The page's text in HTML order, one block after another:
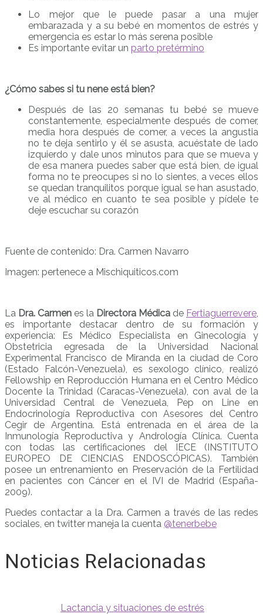
Lo mejor que le puede pasar a una mujer
embarazada y a su bebé en momentos de estrés y
emergencia es estar lo más serena posible
Es importante evitar un parto pretérmino
¿Cómo sabes si tu nene está bien?
Después de las 20 semanas tu bebé se mueve
constantemente, especialmente después de comer,
media hora después de comer, a veces la angustia
no te deja sentirlo y él se asusta, acuéstate de lado
izquierdo y dale unos minutos para que se mueva y
de esa manera puedes saber que está bien, de igual
forma no te preocupes si no lo sientes, a veces ellos
se quedan tranquilitos porque igual se han asustado,
ve al médico en cuanto te sea posible y pídele te
deje escuchar su corazón
Fuente de contenido: Dra. Carmen Navarro
Imagen: pertenece a Mischiquiticos.com
La Dra. Carmen es la Directora Médica de Fertiaguerrevere,
es importante destacar dentro de su formación y
experiencia: Es Médico Especialista en Ginecología y
Obstetricia egresada de la Universidad Nacional
Experimental Francisco de Miranda en la ciudad de Coro
(Estado Falcón-Venezuela), es sexologo clínico, realizó
Fellowship en Reproducción Humana en el Centro Médico
Docente la Trinidad (Caracas-Venezuela), con aval de la
Universidad Central de Venezuela, Pep on Line en
Endocrinología Reproductiva con Asesores del Centro
Cegir de Argentina. Está entrenada en el área de la
Inmunología Reproductiva y Andrología Clínica. Cuenta
con todas las certificaciones del IECE (INSTITUTO
EUROPEO DE CIENCIAS ENDOSCÓPICAS). También
posee un entrenamiento en Preservación de la Fertilidad
en pacientes con Cáncer en el IVI de Madrid (España-
2009).
Puedes contactar a la Dra. Carmen a través de las redes
sociales, en twitter maneja la cuenta @tenerbebe
Noticias Relacionadas
Lactancia y situaciones de estrés